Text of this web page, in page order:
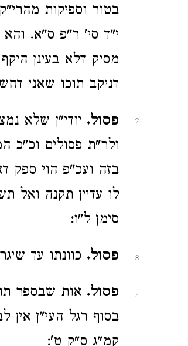
בטור וספיקות
י"ד סי' ר"פ ס"א.
מסיק דלא בעינן
דניקב תוכו שאני
2 פסול. יודי"ן שלא
ולר"ת פסולים וכ"כ
בזה ועכ"פ הוי ספק
לו עדיין תקנה ואל
סימן ל"ו:
3 פסול. כוונתו עד
4 פסול. אות שבספר
בסוף רגל העי"ן אין